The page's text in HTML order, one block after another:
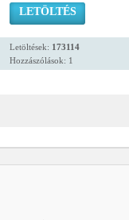
LETÖLTÉS
Letöltések: 173114
Hozzászólások: 1